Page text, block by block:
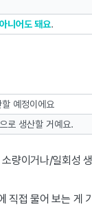
니어도 돼요.
예정이에요
으로 생산할 거예요.
량이거나/일회성
직접 물어 보는 게